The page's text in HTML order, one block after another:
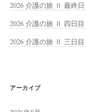
2026 介護の旅 Ⅱ 最終日
2026 介護の旅 Ⅱ 四日
2026 介護の旅 Ⅱ 三日
アーカイブ